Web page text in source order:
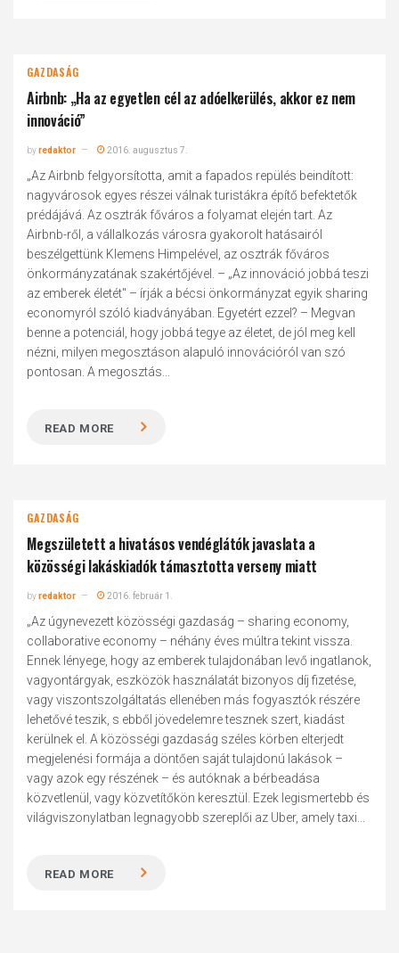
GAZDASÁG
Airbnb: „Ha az egyetlen cél az adóelkerülés, akkor ez nem
innováció”
byredaktor 2016. augusztus 7.
„Az Airbnb felgyorsította, amit a fapados repülés beindított:
nagyvárosok egyes részei válnak turistákra építő befektetők
prédájává. Az osztrák főváros a folyamat elején tart. Az
Airbnb-ről, a vállalkozás városra gyakorolt hatásairól
beszélgettünk Klemens Himpelével, az osztrák főváros
önkormányzatának szakértőjével. – „Az innováció jobbá teszi
az emberek életét" – írják a bécsi önkormányzat egyik sharing
economyról szóló kiadványában. Egyetért ezzel? – Megvan
benne a potenciál, hogy jobbá tegye az életet, de jól meg kell
nézni, milyen megosztáson alapuló innovációról van szó
pontosan. A megosztás...
READ MORE
GAZDASÁG
Megszületett a hivatásos vendéglátók javaslata a
közösségi lakáskiadók támasztotta verseny miatt
byredaktor 2016. február 1.
„Az úgynevezett közösségi gazdaság – sharing economy,
collaborative economy – néhány éves múltra tekint vissza.
Ennek lényege, hogy az emberek tulajdonában levő ingatlanok,
vagyontárgyak, eszközök használatát bizonyos díj fizetése,
vagy viszontszolgáltatás ellenében más fogyasztók részére
lehetővé teszik, s ebből jövedelemre tesznek szert, kiadást
kerülnek el. A közösségi gazdaság széles körben elterjedt
megjelenési formája a döntően saját tulajdonú lakások –
vagy azok egy részének – és autóknak a bérbeadása
közvetlenül, vagy közvetítőkön keresztül. Ezek legismertebb és
világviszonylatban legnagyobb szereplői az Uber, amely taxi...
READ MORE